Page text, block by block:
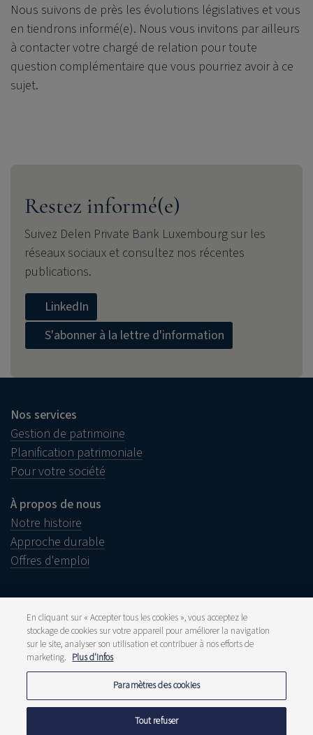
Nous suivons de près les évolutions législatives et vous
en tiendrons informé(e). Nous vous invitons par ailleurs
à contacter votre chargé de relation pour toute
question complémentaire que vous pourriez avoir à ce
sujet.
Restez informé(e)
Suivez Delen Private Bank Luxembourg sur les
réseaux sociaux et consultez nos récentes
publications.
LinkedIn
S'abonner à la lettre d'information
Nos services
Gestion de patrimoine
Planification patrimoniale
Pour votre société
À propos de nous
Notre histoire
Approche durable
Offres d'emploi
Informations juridiques
Disclaimer
Réclamations
Lanceurs d’alerte
Tarifs
En cliquant sur « Accepter tous les cookies », vous acceptez le
stockage de cookies sur votre appareil pour améliorer la navigation
sur le site, analyser son utilisation et contribuer à nos efforts de
marketing. Plus d'infos
Paramètres des cookies
Tout refuser